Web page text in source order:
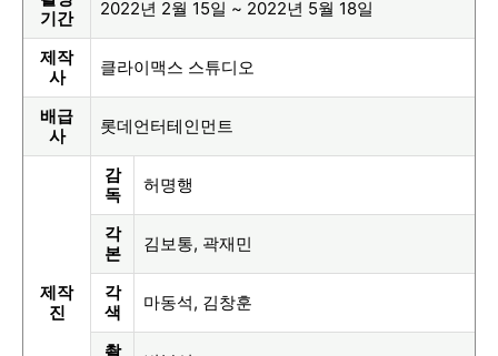
기간
2022년 2월 15일 ~ 2022년 5월 18일
제작
사
클라이맥스 스튜디오
배급
사
롯데언터테인먼트
제작
진
감
독
허명행
각
본
김보통, 곽재민
각
색
마동석, 김창훈
촬